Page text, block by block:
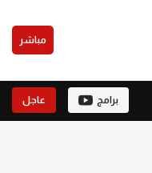
مباشر
برامج عاجل